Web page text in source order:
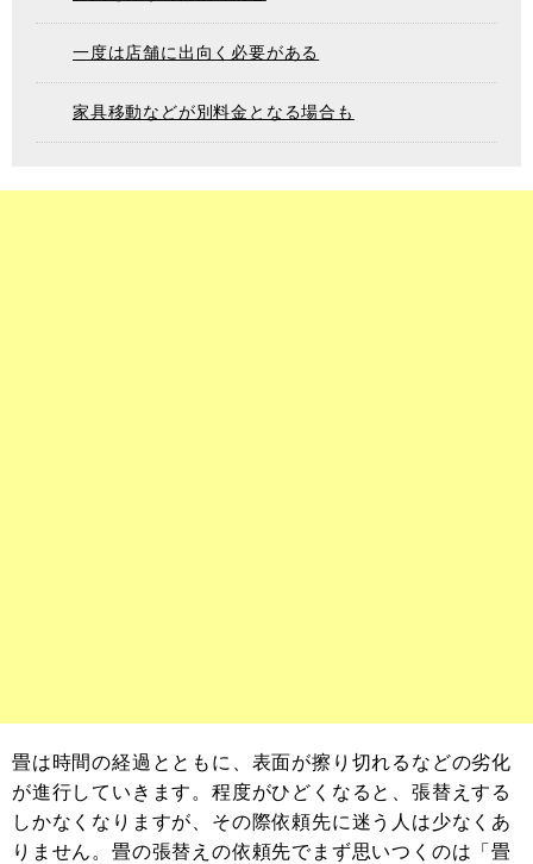
一度は店舗に出向く必要がある
家具移動などが別料金となる場合も
畳は時間の経過とともに、表面が擦り切れるなどの劣化
が進行していきます。程度がひどくなると、張替えする
しかなくなりますが、その際依頼先に迷う人は少なくあ
りません。畳の張替えの依頼先でまず思いつくのは「畳